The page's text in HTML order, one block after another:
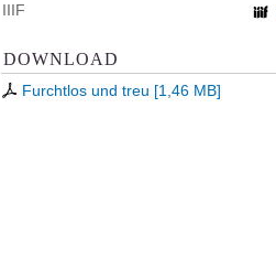
IIIF
DOWNLOAD
Furchtlos und treu [1,46 MB]